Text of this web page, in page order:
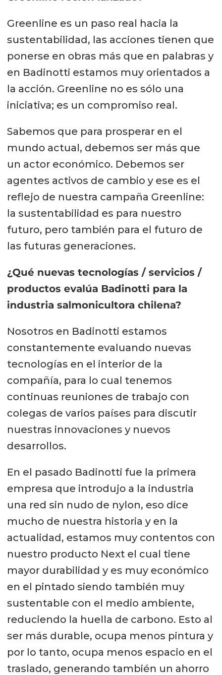
Greenline es un paso real hacia la
sustentabilidad, las acciones tienen que
ponerse en obras más que en palabras y
en Badinotti estamos muy orientados a
la acción. Greenline no es sólo una
iniciativa; es un compromiso real.
Sabemos que para prosperar en el
mundo actual, debemos ser más que
un actor económico. Debemos ser
agentes activos de cambio y ese es el
reflejo de nuestra campaña Greenline:
la sustentabilidad es para nuestro
futuro, pero también para el futuro de
las futuras generaciones.
¿Qué nuevas tecnologías / servicios /
productos evalúa Badinotti para la
industria salmonicultora chilena?
Nosotros en Badinotti estamos
constantemente evaluando nuevas
tecnologías en el interior de la
compañía, para lo cual tenemos
continuas reuniones de trabajo con
colegas de varios países para discutir
nuestras innovaciones y nuevos
desarrollos.
En el pasado Badinotti fue la primera
empresa que introdujo a la industria
una red sin nudo de nylon, eso dice
mucho de nuestra historia y en la
actualidad, estamos muy contentos con
nuestro producto Next el cual tiene
mayor durabilidad y es muy económico
en el pintado siendo también muy
sustentable con el medio ambiente,
reduciendo la huella de carbono. Esto al
ser más durable, ocupa menos pintura y
por lo tanto, ocupa menos espacio en el
traslado, generando también un ahorro